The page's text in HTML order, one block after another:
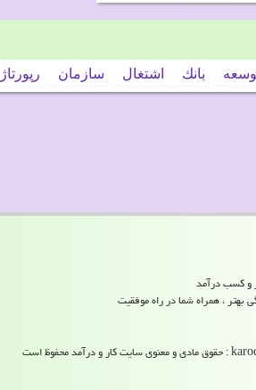
بانك اشتغال سازمان رپورتاژ
و کسب درآمد
بهتر ، همراه شما در راه موفقیت